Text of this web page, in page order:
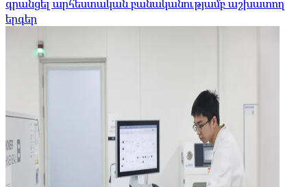
գրանցել արհեստական ​​բանականությամբ աշխատող
երգեր